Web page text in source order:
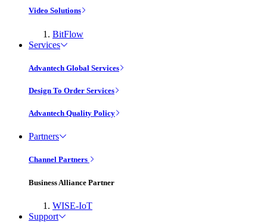
Video Solutions
BitFlow
Services
Advantech Global Services
Design To Order Services
Advantech Quality Policy
Partners
Channel Partners
Business Alliance Partner
WISE-IoT
Support